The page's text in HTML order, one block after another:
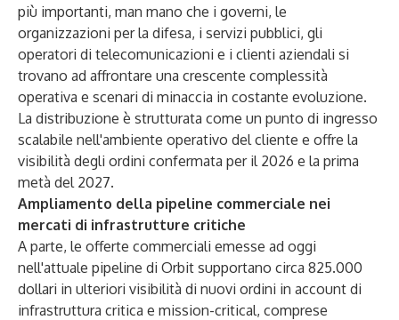
più importanti, man mano che i governi, le
organizzazioni per la difesa, i servizi pubblici, gli
operatori di telecomunicazioni e i clienti aziendali si
trovano ad affrontare una crescente complessità
operativa e scenari di minaccia in costante evoluzione.
La distribuzione è strutturata come un punto di ingresso
scalabile nell'ambiente operativo del cliente e offre la
visibilità degli ordini confermata per il 2026 e la prima
metà del 2027.
Ampliamento della pipeline commerciale nei
mercati di infrastrutture critiche
A parte, le offerte commerciali emesse ad oggi
nell'attuale pipeline di Orbit supportano circa 825.000
dollari in ulteriori visibilità di nuovi ordini in account di
infrastruttura critica e mission-critical, comprese